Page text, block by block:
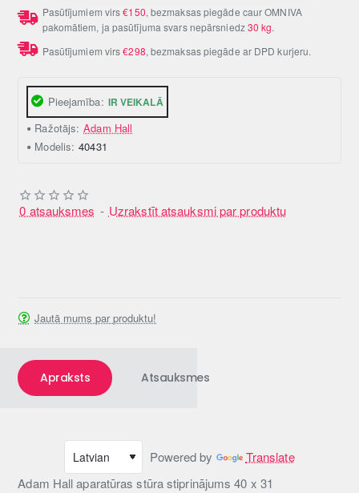
Pieejamība: IR VEIKALĀ
Ražotājs: Adam Hall
Modelis: 40431
0 atsauksmes - Uzrakstīt atsauksmi par produktu
Pasūtījumiem virs€150, bezmaksas piegāde caur OMNIVA
pakomātiem, ja pasūtījuma svars nepārsniedz30 kg.
Pasūtījumiem virs€298, bezmaksas piegāde ar DPD kurjeru.
Jautā mums par produktu!
Apraksts Atsauksmes
Powered by
Translate
Adam Hall aparatūras stūra stiprinājums 40 x 31